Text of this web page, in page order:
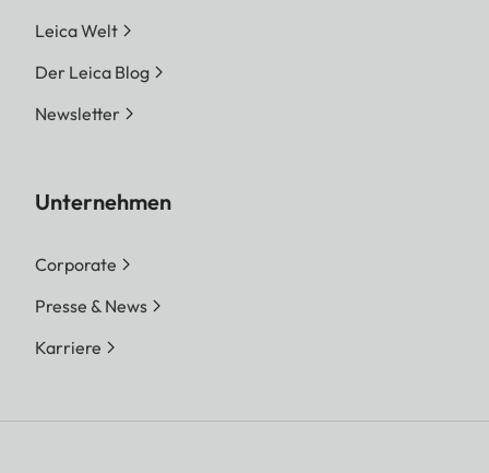
Leica Welt
Der Leica Blog
Newsletter
Unternehmen
Corporate
Presse & News
Karriere